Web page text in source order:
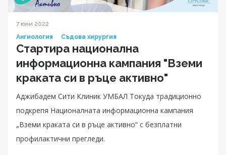
7 юни 2022
Ангиология
Съдова хирургия
Стартира национална
информационна кампания "Вземи
краката си в ръце активно"
Аджибадем Сити Клиник УМБАЛ Токуда традиционно
подкрепя Националната информационна кампания
„Вземи краката си в ръце активно“ с безплатни
профилактични прегледи.